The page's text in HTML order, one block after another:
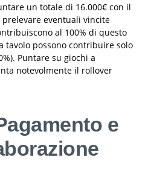
un totale di 16.000€ con il
eventuali vincite
al 100% di questo
tavolo possono contribuire solo
Puntare su giochi a
notevolmente il rollover
e